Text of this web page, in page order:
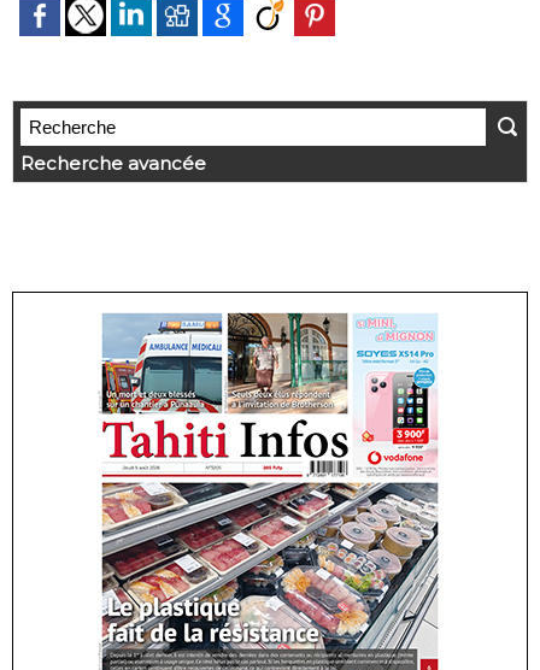
Recherche avancée